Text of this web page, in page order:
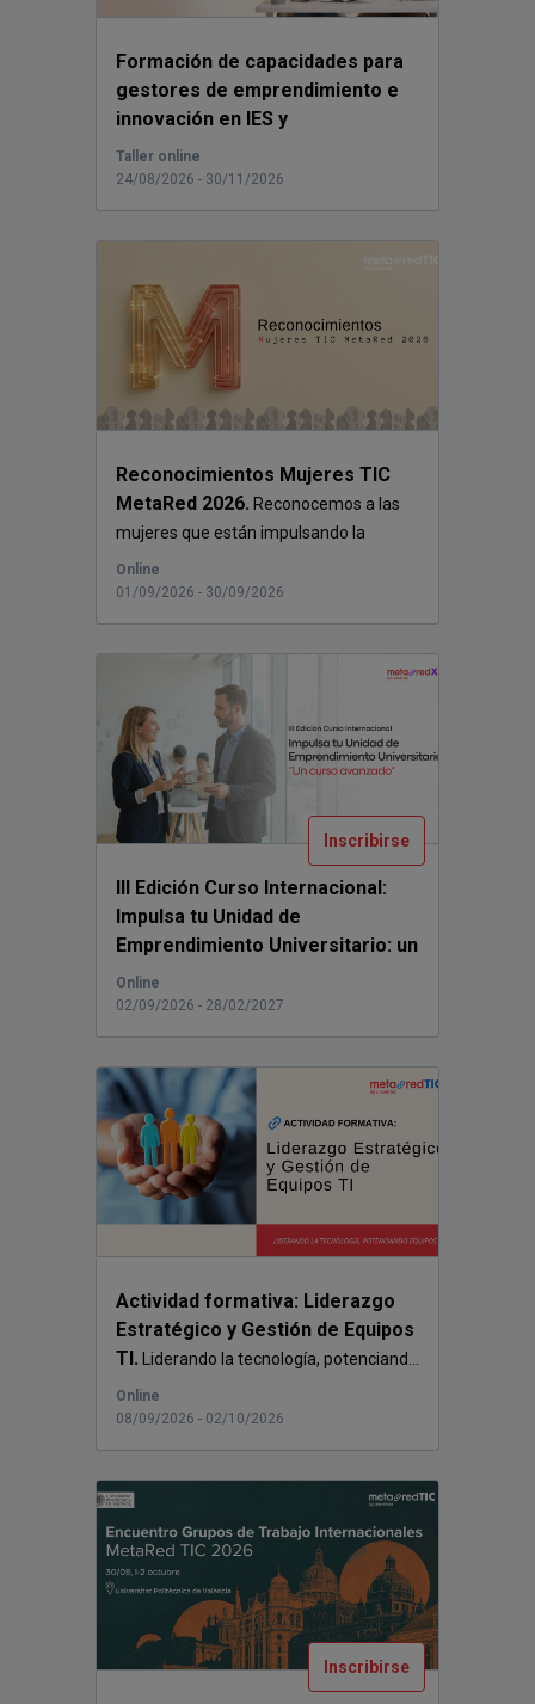
Formación de capacidades para
gestores de emprendimiento e
innovación en IES y
universidades.
Taller online
24/08/2026 - 30/11/2026
Reconocimientos Mujeres TIC
MetaRed 2026. Reconocemos a las
mujeres que están impulsando la
transformac...
Online
01/09/2026 - 30/09/2026
Inscribirse
III Edición Curso Internacional:
Impulsa tu Unidad de
Emprendimiento Universitario: un
curso avanzado.
Online
02/09/2026 - 28/02/2027
Actividad formativa: Liderazgo
Estratégico y Gestión de Equipos
TI. Liderando la tecnología, potenciand...
Online
08/09/2026 - 02/10/2026
Inscribirse